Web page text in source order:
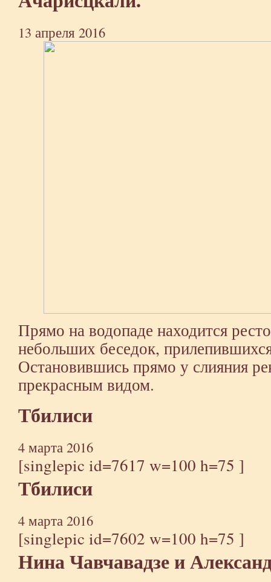
13 апреля 2016
Прямо на водопаде находится
небольших беседок,
Остановившись прямо у слияния
прекрасным видом.
Тбилиси
4 марта 2016
[singlepic id=7617 w=100 h=75 ]
Тбилиси
4 марта 2016
[singlepic id=7602 w=100 h=75 ]
Нина Чавчавадзе и